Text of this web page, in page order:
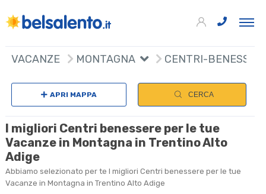
VACANZE MONTAGNA CENTRI-
APRI MAPPA CERCA
I migliori Centri benessere per le tue
Vacanze in Montagna in Trentino Alto
Adige
Abbiamo selezionato per te I migliori Centri benessere per le tue
Vacanze in Montagna in Trentino Alto Adige